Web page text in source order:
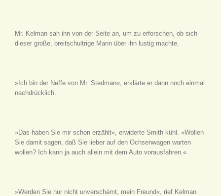
Mr. Kelman sah ihn von der Seite an, um zu erforschen, ob sich
dieser große, breitschultrige Mann über ihn lustig machte.
»Ich bin der Neffe von Mr. Stedman«, erklärte er dann noch einmal
nachdrücklich.
»Das haben Sie mir schon erzählt«, erwiderte Smith kühl. »Wollen
Sie damit sagen, daß Sie lieber auf den Ochsenwagen warten
wollen? Ich kann ja auch allein mit dem Auto vorausfahren.«
»Werden Sie nur nicht unverschämt, mein Freund«, rief Kelman